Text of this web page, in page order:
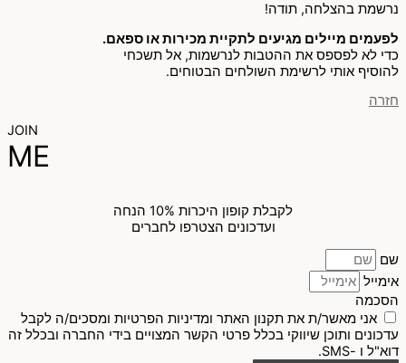
נרשמת בהצלחה, תודה!
לפעמים מיילים מגיעים לתקיית מכירות או ספאם.
כדי לא לפספס את ההטבות לנרשמות, אל תשכחי
להוסיף אותי לרשימת השולחים הבטוחים.
חזרה
JOIN
ME
לקבלת קופון היכרות 10% הנחה
ועדכונים הצטרפו לחברים
שם
אימייל
הסכמה
אני מאשר/ת את תקנון האתר ומדיניות הפרטיות ומסכים/ה לקבל
עדכונים ותוכן שיווקי בכלל פרטי הקשר המצויים בידי החברה ובכלל זה
דוא"ל ו -SMS.